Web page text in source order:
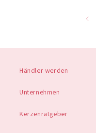
Händler werden
Unternehmen
Kerzenratgeber